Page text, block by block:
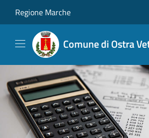
Regione Marche
Comune di Ostra